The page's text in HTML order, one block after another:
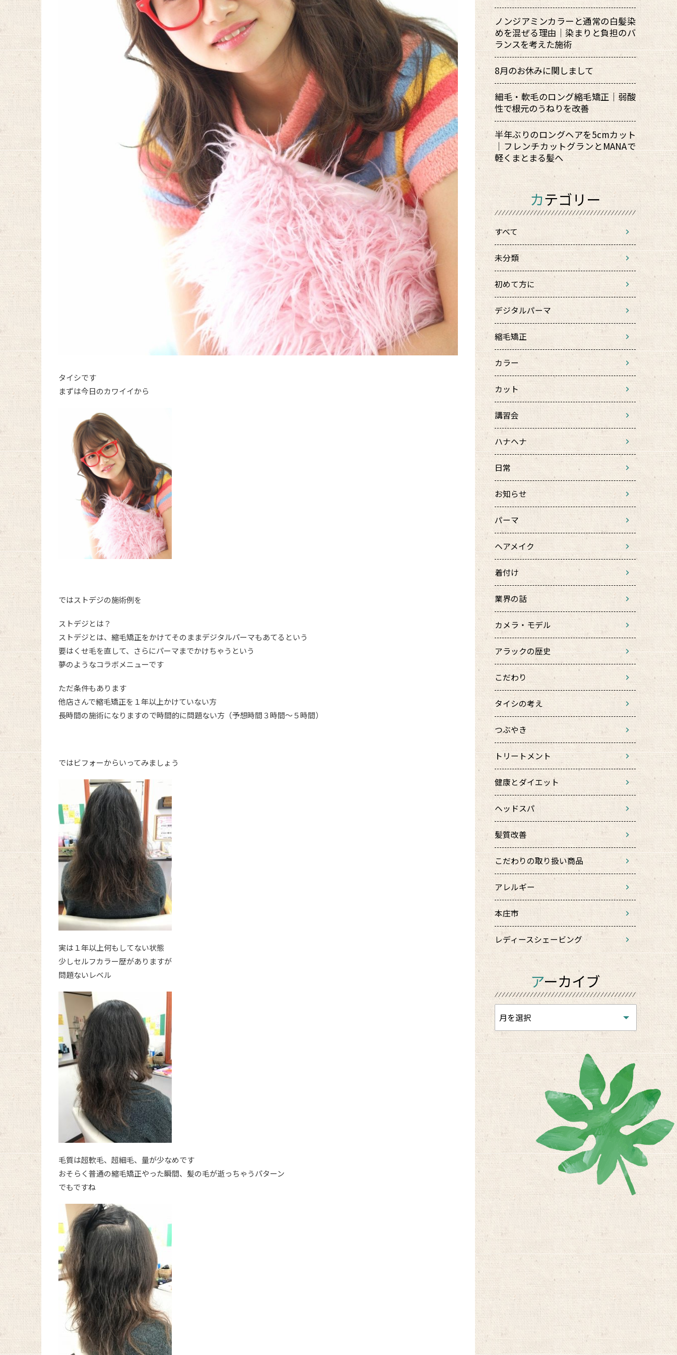
タイシです
まずは今日のカワイイから
ではストデジの施術例を
ストデジとは？
ストデジとは、縮毛矯正をかけてそのままデジタルパーマもあてるという
要はくせ毛を直して、さらにパーマまでかけちゃうという
夢のようなコラボメニューです
ただ条件もあります
他店さんで縮毛矯正を１年以上かけていない方
長時間の施術になりますので時間的に問題ない方（予想時間３時間～５時間）
ではビフォーからいってみましょう
実は１年以上何もしてない状態
少しセルフカラー歴がありますが
問題ないレベル
毛質は超軟毛、超細毛、量が少なめです
おそらく普通の縮毛矯正やった瞬間、髪の毛が逝っちゃうパターン
でもですね
ノンジアミンカラーと通常の白髪染
めを混ぜる理由｜染まりと負担のバ
ランスを考えた施術
8月のお休みに関しまして
細毛・軟毛のロング縮毛矯正｜弱酸
性で根元のうねりを改善
半年ぶりのロングヘアを5cmカット
｜フレンチカットグランとMANAで
軽くまとまる髪へ
カテゴリー
すべて
未分類
初めて方に
デジタルパーマ
縮毛矯正
カラー
カット
講習会
ハナヘナ
日常
お知らせ
パーマ
ヘアメイク
着付け
業界の話
カメラ・モデル
アラックの歴史
こだわり
タイシの考え
つぶやき
トリートメント
健康とダイエット
ヘッドスパ
髪質改善
こだわりの取り扱い商品
アレルギー
本庄市
レディースシェービング
アーカイブ